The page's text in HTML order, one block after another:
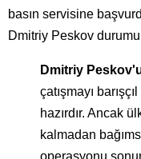
basın servisine
Dmitriy Peskov
Dmitriy
çatışmayı
hazırdır. Ancak
kalmadan
operasyonu